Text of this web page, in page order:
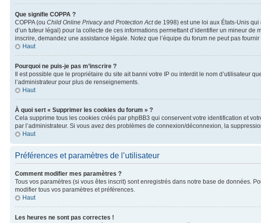
Que signifie COPPA ?
COPPA (ou Child Online Privacy and Protection Actde 1998) est une loi aux États-Unis
d’un tuteur légal) pour la collecte de ces informations permettant d’identifier un mineur
inscrire, demandez une assistance légale. Notez que l’équipe du forum ne peut pas
Haut
Pourquoi ne puis-je pas m’inscrire ?
Il est possible que le propriétaire du site ait banni votre IP ou interdit le nom d’utilisateur
l’administrateur pour plus de renseignements.
Haut
À quoi sert « Supprimer les cookies du forum » ?
Cela supprime tous les cookies créés par phpBB3 qui conservent votre identification et
par l’administrateur. Si vous avez des problèmes de connexion/déconnexion, la
Haut
Préférences et paramètres de l’utilisateur
Comment modifier mes paramètres ?
Tous vos paramètres (si vous êtes inscrit) sont enregistrés dans notre base de données.
modifier tous vos paramètres et préférences.
Haut
Les heures ne sont pas correctes !